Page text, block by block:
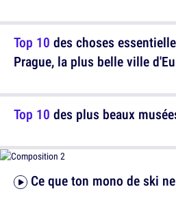
Top 10 des choses
Prague, la plus belle ville
Ce que ton mono de ski
Top 10 des plus beaux